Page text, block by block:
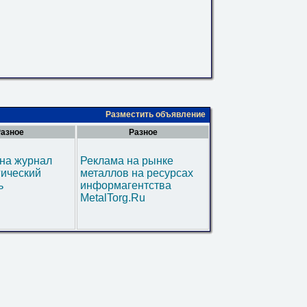
Разместить объявление
журнал
Разное
Реклама на рынке
металлов на ресурсах
информагентства
MetalTorg.Ru